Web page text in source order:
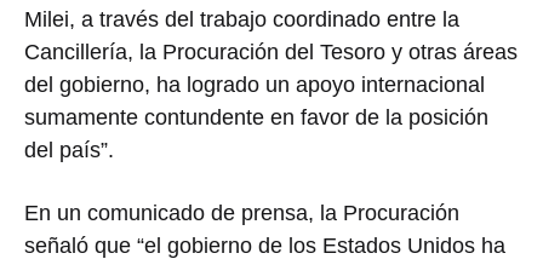
Milei, a través del trabajo coordinado entre la
Cancillería, la Procuración del Tesoro y otras áreas
del gobierno, ha logrado un apoyo internacional
sumamente contundente en favor de la posición
del país”.
En un comunicado de prensa, la Procuración
señaló que “el gobierno de los Estados Unidos ha